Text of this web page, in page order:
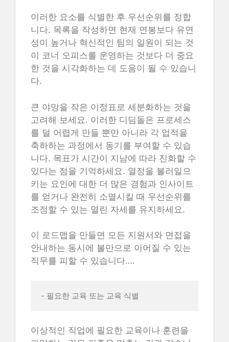
이러한 요소를 식별한 후 우선순위를 정합
니다. 목록을 작성하면 현재 연봉보다 유연
성이 높거나 혁신적인 팀의 일원이 되는 것
이 코너 오피스를 운영하는 것보다 더 중요
한 것을 시각화하는 데 도움이 될 수 있습니
다.
큰 야망을 작은 이정표로 세분화하는 것을
고려해 보세요. 이러한 디딤돌은 프로세스
를 덜 어렵게 만들 뿐만 아니라 각 업적을
축하하는 과정에서 동기를 부여할 수 있습
니다. 목표가 시간이 지남에 따라 진화할 수
있다는 점을 기억하세요. 열정을 불러일으
키는 요인에 대한 더 많은 경험과 인사이트
를 얻거나 완전히 소멸시킬 때 우선순위를
조정할 수 있는 열린 자세를 유지하세요.
이 로드맵을 만들면 모든 지원서와 면접을
안내하는 동시에 불만으로 이어질 수 있는
직무를 피할 수 있습니다….
- 필요한 교육 또는 교육 식별
이상적인 직업에 필요한 교육이나 훈련을